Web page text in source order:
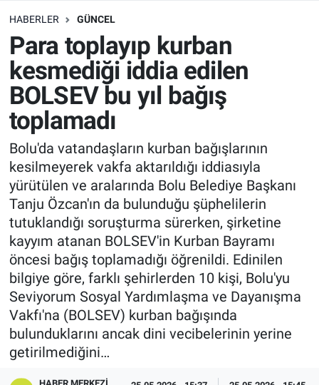
HABERLER GÜNCEL
Para toplayıp kurban
kesmediği iddia edilen
BOLSEV bu yıl bağış
toplamadı
Bolu'da vatandaşların kurban bağışlarının
kesilmeyerek vakfa aktarıldığı iddiasıyla
yürütülen ve aralarında Bolu Belediye Başkanı
Tanju Özcan'ın da bulunduğu şüphelilerin
tutuklandığı soruşturma sürerken, şirketine
kayyım atanan BOLSEV'in Kurban Bayramı
öncesi bağış toplamadığı öğrenildi. Edinilen
bilgiye göre, farklı şehirlerden 10 kişi, Bolu'yu
Seviyorum Sosyal Yardımlaşma ve Dayanışma
Vakfı'na (BOLSEV) kurban bağışında
bulunduklarını ancak dini vecibelerinin yerine
getirilmediğini…